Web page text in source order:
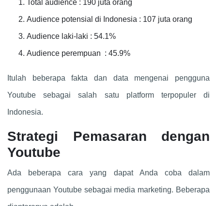
Total audience : 190 juta orang
Audience potensial di Indonesia : 107 juta orang
Audience laki-laki : 54.1%
Audience perempuan : 45.9%
Itulah beberapa fakta dan data mengenai pengguna
Youtube sebagai salah satu platform terpopuler di
Indonesia.
Strategi Pemasaran dengan
Youtube
Ada beberapa cara yang dapat Anda coba dalam
penggunaan Youtube sebagai media marketing. Beberapa